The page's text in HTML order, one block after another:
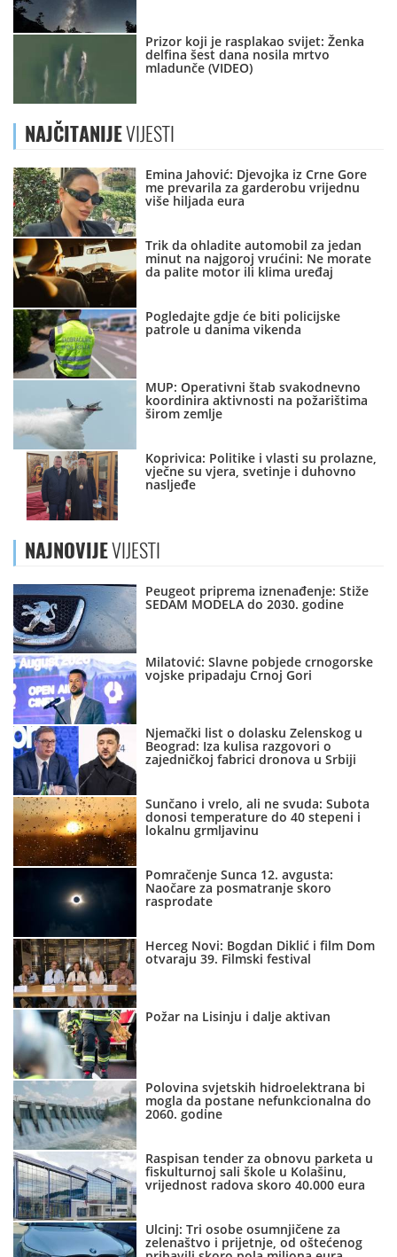
Prizor koji je rasplakao svijet: Ženka
delfina šest dana nosila mrtvo
mladunče (VIDEO)
NAJČITANIJEVIJESTI
Emina Jahović: Djevojka iz Crne Gore
me prevarila za garderobu vrijednu
više hiljada eura
Trik da ohladite automobil za jedan
minut na najgoroj vrućini: Ne morate
da palite motor ili klima uređaj
Pogledajte gdje će biti policijske
patrole u danima vikenda
MUP: Operativni štab svakodnevno
koordinira aktivnosti na požarištima
širom zemlje
Koprivica: Politike i vlasti su prolazne,
vječne su vjera, svetinje i duhovno
nasljeđe
NAJNOVIJEVIJESTI
Peugeot priprema iznenađenje: Stiže
SEDAM MODELA do 2030. godine
Milatović: Slavne pobjede crnogorske
vojske pripadaju Crnoj Gori
Njemački list o dolasku Zelenskog u
Beograd: Iza kulisa razgovori o
zajedničkoj fabrici dronova u Srbiji
Sunčano i vrelo, ali ne svuda: Subota
donosi temperature do 40 stepeni i
lokalnu grmljavinu
Pomračenje Sunca 12. avgusta:
Naočare za posmatranje skoro
rasprodate
Herceg Novi: Bogdan Diklić i film Dom
otvaraju 39. Filmski festival
Požar na Lisinju i dalje aktivan
Polovina svjetskih hidroelektrana bi
mogla da postane nefunkcionalna do
2060. godine
Raspisan tender za obnovu parketa u
fiskulturnoj sali škole u Kolašinu,
vrijednost radova skoro 40.000 eura
Ulcinj: Tri osobe osumnjičene za
zelenaštvo i prijetnje, od oštećenog